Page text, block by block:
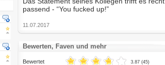
passend - “You fucked up!”
11.07.2017
Bewerten, Faven und mehr
Bewertet 3.87 (45)